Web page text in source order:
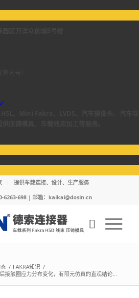
提供车载连接、设计、生产服务
6263-698 | 邮箱： kaikai@dosin.cn
/ FAKRA知识 /
接触圈应力分布变化，有限元仿真的直观结论...